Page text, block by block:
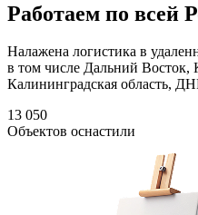
Работаем по всей
Налажена логистика в
в том числе Дальний
Калининградская область,
13 050
Объектов оснастили